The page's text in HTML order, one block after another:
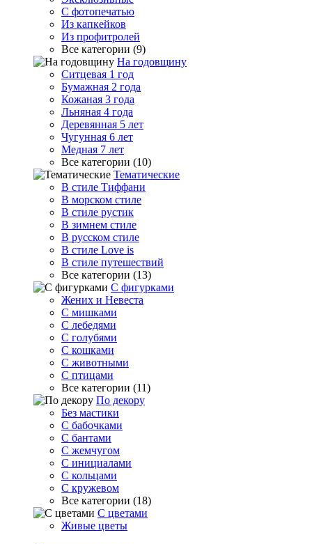
С фотопечатью
Из капкейков
Из профитролей
Все категории (9)
На годовщину
Ситцевая 1 год
Бумажная 2 года
Кожаная 3 года
Льняная 4 года
Деревянная 5 лет
Чугунная 6 лет
Медная 7 лет
Все категории (10)
Тематические
В стиле Тиффани
В морском стиле
В стиле рустик
В зимнем стиле
В русском стиле
В стиле Love is
В стиле путешествий
Все категории (13)
С фигурками
Жених и Невеста
С мишками
С лебедями
С голубями
С кошками
С животными
С птицами
Все категории (11)
По декору
Без мастики
С бабочками
С бантами
С жемчугом
С инициалами
С кольцами
С кружевом
Все категории (18)
С цветами
Живые цветы